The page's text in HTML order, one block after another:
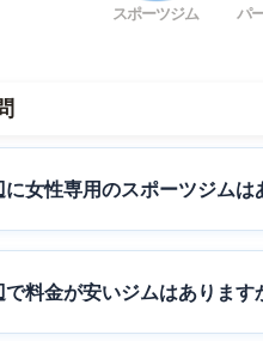
スポーツジム パ
女性専用のスポーツジムは
料金が安いジムはあります